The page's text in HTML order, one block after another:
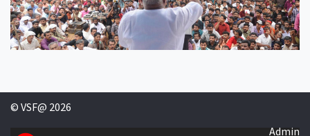
© VSF@ 2026
Admin